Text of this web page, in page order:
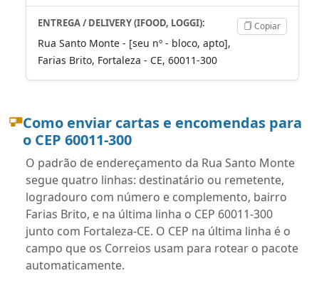
ENTREGA / DELIVERY (IFOOD, LOGGI):
Rua Santo Monte - [seu nº - bloco, apto],
Farias Brito, Fortaleza - CE, 60011-300
Copiar
Como enviar cartas e encomendas para
o CEP 60011-300
O padrão de endereçamento da Rua Santo Monte
segue quatro linhas: destinatário ou remetente,
logradouro com número e complemento, bairro
Farias Brito, e na última linha o CEP 60011-300
junto com Fortaleza-CE. O CEP na última linha é o
campo que os Correios usam para rotear o pacote
automaticamente.